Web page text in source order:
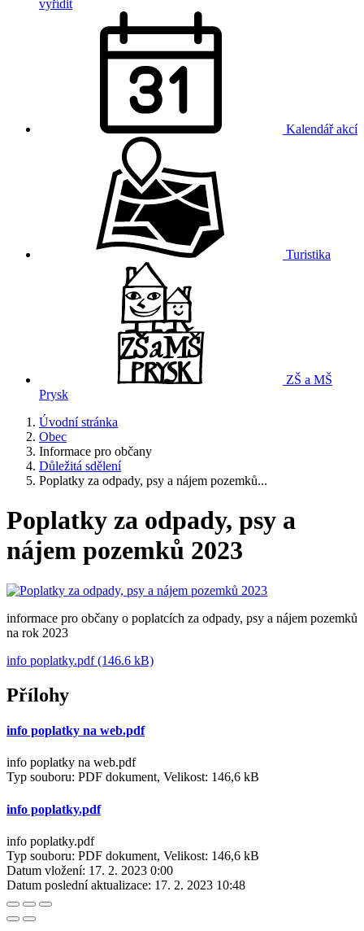
vyřídit
Kalendář akcí
Turistika
ZŠ a MŠ
Prysk
Úvodní stránka
Obec
Informace pro občany
Důležitá sdělení
Poplatky za odpady, psy a nájem pozemků...
Poplatky za odpady, psy a
nájem pozemků 2023
informace pro občany o poplatcích za odpady, psy a nájem pozemků
na rok 2023
info poplatky.pdf (146.6 kB)
Přílohy
info poplatky na web.pdf
info poplatky na web.pdf
Typ souboru: PDF dokument, Velikost: 146,6 kB
info poplatky.pdf
info poplatky.pdf
Typ souboru: PDF dokument, Velikost: 146,6 kB
Datum vložení: 17. 2. 2023 0:00
Datum poslední aktualizace: 17. 2. 2023 10:48